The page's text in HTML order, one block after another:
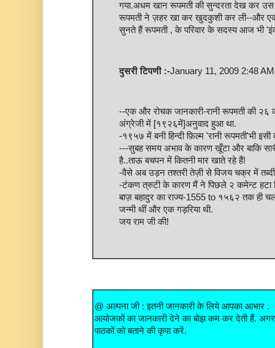
गया.अधम खान रूपमती की सुन्दरता देख कर उस
रूपमती ने ज़हर खा कर खुदकुशी कर ली--और एक
सुनते हैं रूपमती , के परिवार के सदस्य आज भी
दुसरी टिपणी :-January 11, 2009 2:48 AM
--एक और रोचक जानकारी-रानी रूपमती की
अंग्रेजी में [१९२६में]अनुवाद हुआ था.
-१९५७ में बनी हिन्दी फ़िल्म 'रानी रूपमती'भी
---सुबह समय अभाव के कारण खूँटा और बाकि सारी
है..ताऊ बचपन में कितनी मार खाते रहे हैं!
-वैसे अब उड़न तश्तरी तेज़ी से विजय चक्र में
-टंकण त्रुटी के कारण मैं ने पिछले २ कमेन्ट हटा
बाज़ बहादुर का राज्य-1555 to १५६२ तक ही
जन्मी थीं और एक गड़रिया थी.
जय राम जी की!
@ अल्पना जी : इतनी जानकारी के लिये आपका आभार
आयोजकों का जानकारी देने का बोझ कम कर देती हैं. अगर
पाठकों को बताने की कृपा करें.